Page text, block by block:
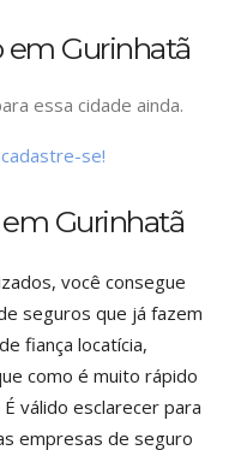
em Gurinhatã
essa cidade ainda.
cadastre-se!
Gurinhatã
você consegue
seguros que já fazem
fiança locatícia,
como é muito rápido
válido esclarecer para
empresas de seguro